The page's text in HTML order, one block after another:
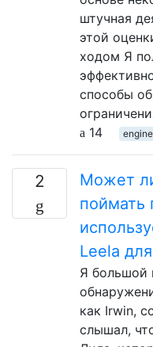
штучная
этой
ходом Я
способы
14
2
Может
поймать
Leela
Я большой
как Irwin,
слышал,